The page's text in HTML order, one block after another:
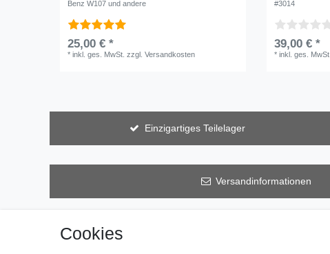
Benz W107 und andere
25,00 € *
*inkl. ges. MwSt. zzgl.Versandkosten
#3014
39,00 € *
*inkl. ges. MwSt.
Einzigartiges Teilelager
Versandinformationen
Cookies